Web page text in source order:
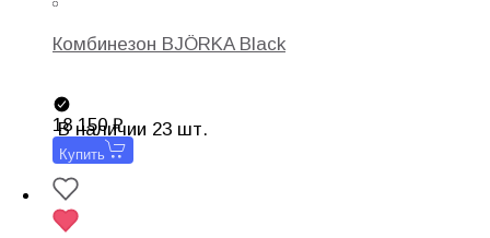
Комбинезон BJÖRKA Black
В наличии 23 шт.
18 150
Купить